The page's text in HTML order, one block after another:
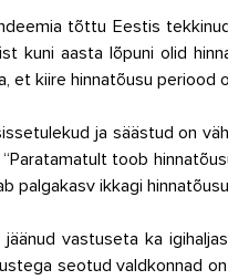
tõttu Eestis
kuni aasta lõpuni olid
et kiire hinnatõusu periood
ja säästud on
toob
palgakasv ikkagi hinnatõusu
vastuseta ka
seotud valdkonnad